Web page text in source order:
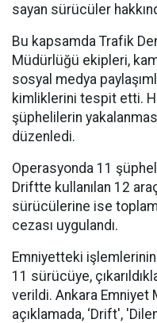
sayan sürücüler
Bu kapsamda Trafik
Müdürlüğü ekipleri,
sosyal medya
kimliklerini tespit etti.
şüphelilerin
düzenledi.
Operasyonda 11
Driftte kullanılan 12
sürücülerine ise
cezası uygulandı.
Emniyetteki
11 sürücüye,
verildi. Ankara Emniyet
açıklamada, ‘Drift',